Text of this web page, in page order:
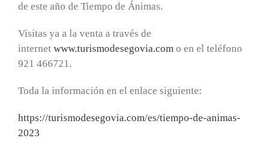
de este año de Tiempo de Ánimas.
Visitas ya a la venta a través de
internet www.turismodesegovia.com o en el teléfono
921 466721.
Toda la información en el enlace siguiente:
https://turismodesegovia.com/es/tiempo-de-animas-
2023